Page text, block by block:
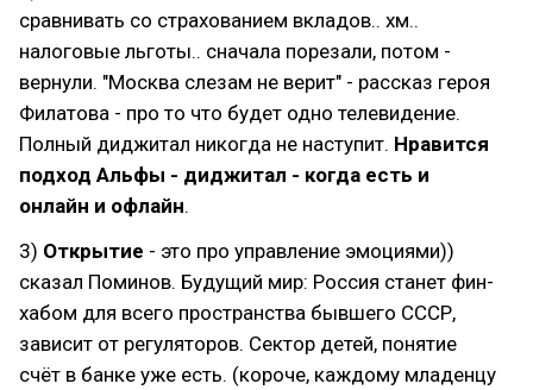
сравнивать со страхованием вкладов.. хм..
налоговые льготы.. сначала порезали, потом -
вернули. "Москва слезам не верит" - рассказ героя
Филатова - про то что будет одно телевидение.
Полный диджитал никогда не наступит. Нравится
подход Альфы - диджитал - когда есть и
онлайн и офлайн.
3) Открытие - это про управление эмоциями))
сказал Поминов. Будущий мир: Россия станет фин-
хабом для всего пространства бывшего СССР,
зависит от регуляторов. Сектор детей, понятие
счёт в банке уже есть. (короче, каждому младенцу